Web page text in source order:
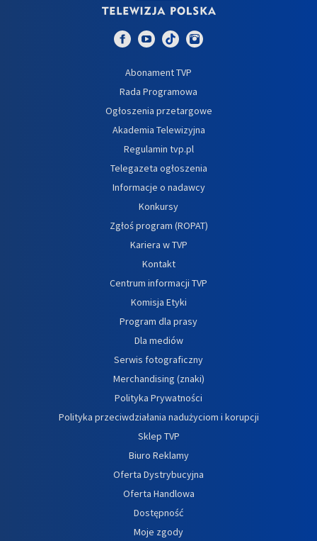
Abonament TVP
Rada Programowa
Ogłoszenia przetargowe
Akademia Telewizyjna
Regulamin tvp.pl
Telegazeta ogłoszenia
Informacje o nadawcy
Konkursy
Zgłoś program (ROPAT)
Kariera w TVP
Kontakt
Centrum informacji TVP
Komisja Etyki
Program dla prasy
Dla mediów
Serwis fotograficzny
Merchandising (znaki)
Polityka Prywatności
Polityka przeciwdziałania nadużyciom i korupcji
Sklep TVP
Biuro Reklamy
Oferta Dystrybucyjna
Oferta Handlowa
Dostępność
Moje zgody